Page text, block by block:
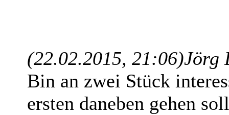
(22.02.2015, 21:06)Jörg
Bin an zwei Stück
ersten daneben gehen